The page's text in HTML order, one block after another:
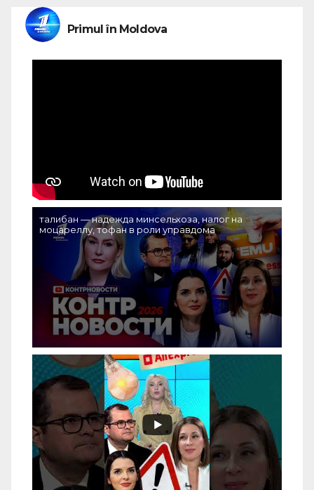
Primul în Moldova
талибан — надежда минсельхоза, налог на
моцареллу, тофан в роли управдома